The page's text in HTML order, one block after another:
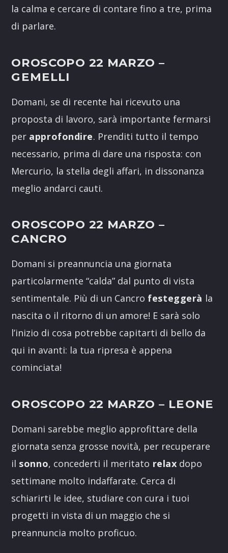
la calma e cercare di contare fino a tre, prima
di parlare.
OROSCOPO 22 MARZO –
GEMELLI
Domani, se di recente hai ricevuto una
proposta di lavoro, sarà importante fermarsi
per approfondire. Prenditi tutto il tempo
necessario, prima di dare una risposta: con
Mercurio, la stella degli affari, in dissonanza
meglio andarci cauti.
OROSCOPO 22 MARZO –
CANCRO
Domani si preannuncia una giornata
particolarmente “calda” dal punto di vista
sentimentale. Più di un Cancro festeggerà la
nascita o il ritorno di un amore! E sarà solo
l’inizio di cosa potrebbe capitarti di bello da
qui in avanti: la tua ripresa è appena
cominciata!
OROSCOPO 22 MARZO – LEONE
Domani sarebbe meglio approfittare della
giornata senza grosse novità, per recuperare
il sonno, concederti il meritato relax dopo
settimane molto indaffarate. Cerca di
schiarirti le idee, studiare con cura i tuoi
progetti in vista di un maggio che si
preannuncia molto proficuo.